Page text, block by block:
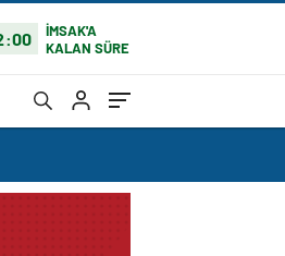
İMSAK'A
KALAN SÜRE